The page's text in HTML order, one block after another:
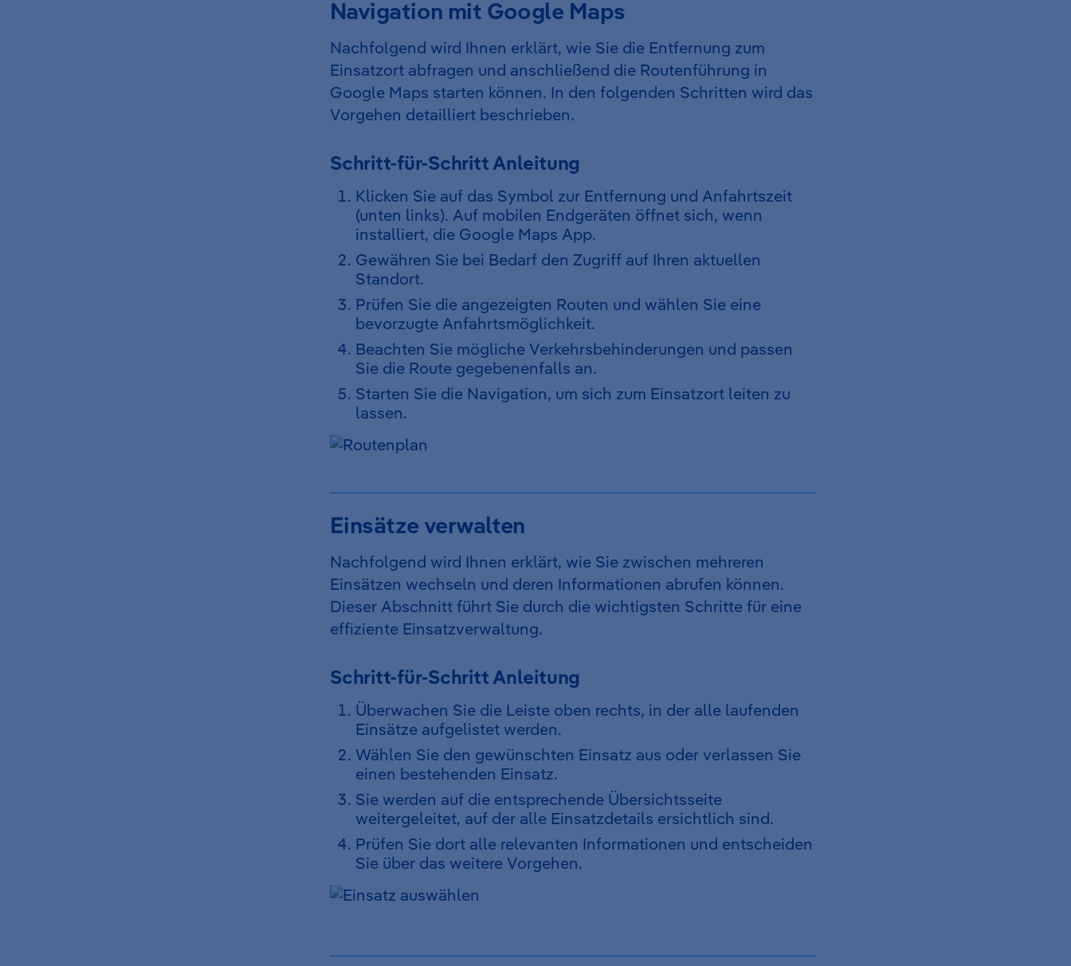
Navigation mit Google Maps
Nachfolgend wird Ihnen erklärt, wie Sie die Entfernung zum
Einsatzort abfragen und anschließend die Routenführung in
Google Maps starten können. In den folgenden Schritten wird das
Vorgehen detailliert beschrieben.
Schritt-für-Schritt Anleitung
Klicken Sie auf das Symbol zur Entfernung und Anfahrtszeit
(unten links). Auf mobilen Endgeräten öffnet sich, wenn
installiert, die Google Maps App.
Gewähren Sie bei Bedarf den Zugriff auf Ihren aktuellen
Standort.
Prüfen Sie die angezeigten Routen und wählen Sie eine
bevorzugte Anfahrtsmöglichkeit.
Beachten Sie mögliche Verkehrsbehinderungen und passen
Sie die Route gegebenenfalls an.
Starten Sie die Navigation, um sich zum Einsatzort leiten zu
lassen.
Einsätze verwalten
Nachfolgend wird Ihnen erklärt, wie Sie zwischen mehreren
Einsätzen wechseln und deren Informationen abrufen können.
Dieser Abschnitt führt Sie durch die wichtigsten Schritte für eine
effiziente Einsatzverwaltung.
Schritt-für-Schritt Anleitung
Überwachen Sie die Leiste oben rechts, in der alle laufenden
Einsätze aufgelistet werden.
Wählen Sie den gewünschten Einsatz aus oder verlassen Sie
einen bestehenden Einsatz.
Sie werden auf die entsprechende Übersichtsseite
weitergeleitet, auf der alle Einsatzdetails ersichtlich sind.
Prüfen Sie dort alle relevanten Informationen und entscheiden
Sie über das weitere Vorgehen.